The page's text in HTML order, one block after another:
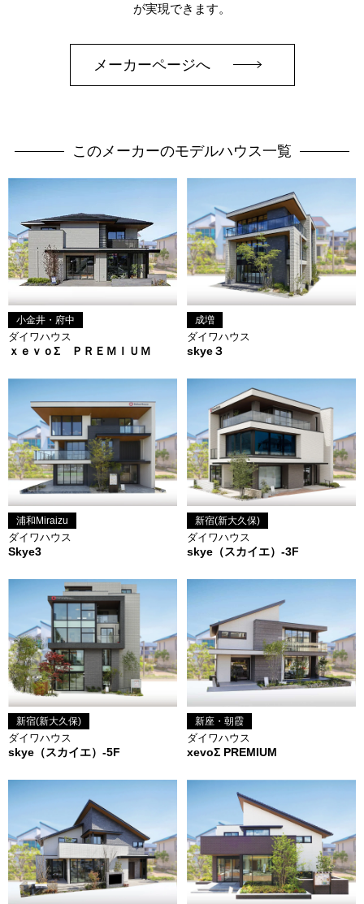
が実現できます。
メーカーページへ
このメーカーのモデルハウス一覧
小金井・府中
ダイワハウス
ｘｅｖｏΣ ＰＲＥＭＩＵＭ
成増
ダイワハウス
skye３
浦和Miraizu
ダイワハウス
Skye3
新宿(新大久保)
ダイワハウス
skye（スカイエ）-3F
新宿(新大久保)
ダイワハウス
skye（スカイエ）-5F
新座・朝霞
ダイワハウス
xevoΣ PREMIUM